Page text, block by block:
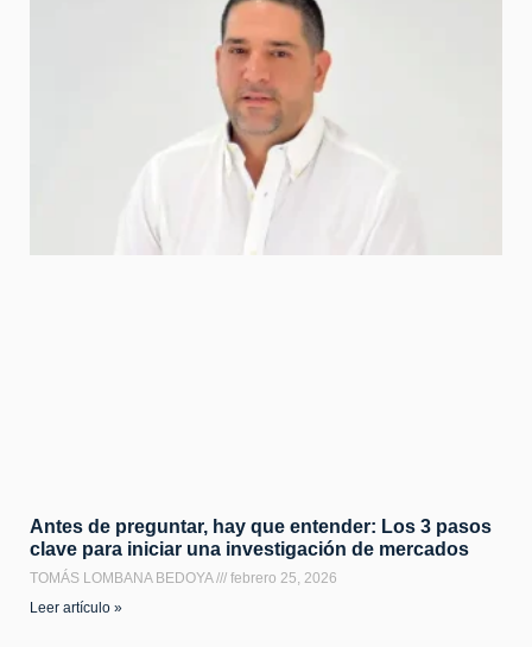
Antes de preguntar, hay que entender: Los 3 pasos
clave para iniciar una investigación de mercados
TOMÁS LOMBANA BEDOYA
febrero 25, 2026
Leer artículo »